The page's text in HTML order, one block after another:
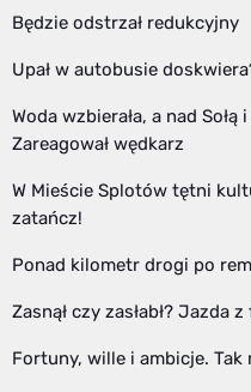
Będzie odstrzał redukcyjny
Upał w autobusie
Woda wzbierała, a nad
Zareagował wędkarz
W Mieście Splotów tętni
zatańcz!
Ponad kilometr drogi po
Zasnął czy zasłabł? Jazda
Fortuny, wille i ambicje. Tak